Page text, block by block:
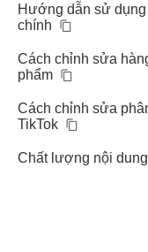
Hướng dẫn sử
chính
Cách chỉnh sửa
phẩm
Cách chỉnh sửa
TikTok
Chất lượng nội